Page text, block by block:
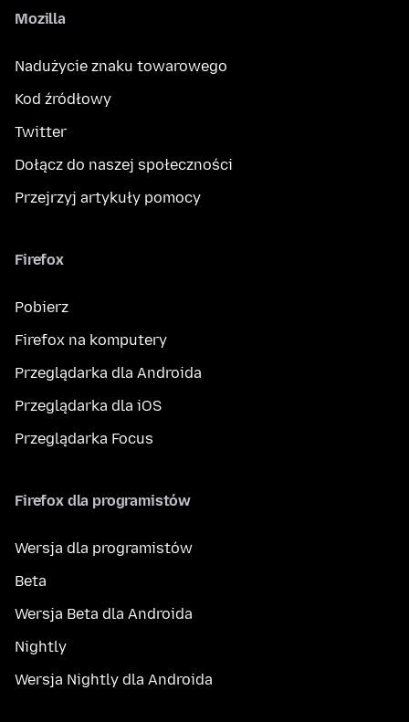
Mozilla
Nadużycie znaku towarowego
Kod źródłowy
Twitter
Dołącz do naszej społeczności
Przejrzyj artykuły pomocy
Firefox
Pobierz
Firefox na komputery
Przeglądarka dla Androida
Przeglądarka dla iOS
Przeglądarka Focus
Firefox dla programistów
Wersja dla programistów
Beta
Wersja Beta dla Androida
Nightly
Wersja Nightly dla Androida